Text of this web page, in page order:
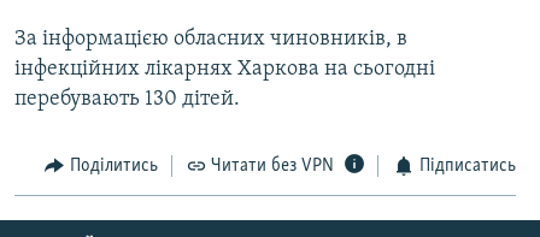
За інформацією обласних чиновників, в
інфекційних лікарнях Харкова на сьогодні
перебувають 130 дітей.
Поділитись Читати без VPN Підписатись